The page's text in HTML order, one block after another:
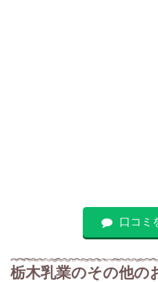
口コミ
栃木乳業のその他の